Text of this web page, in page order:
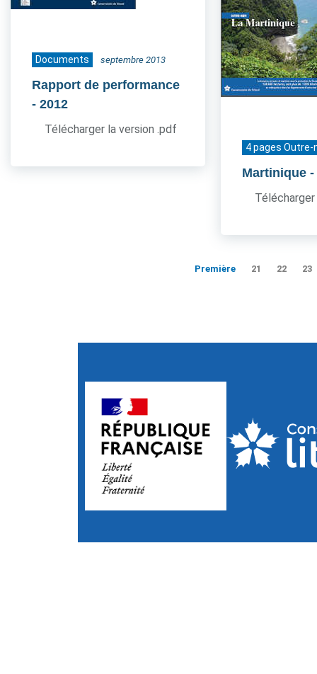
Documents septembre 2013
Rapport de performance
- 2012
Télécharger la version .pdf
4 pages Outre-
Martinique -
Première 21 22 23